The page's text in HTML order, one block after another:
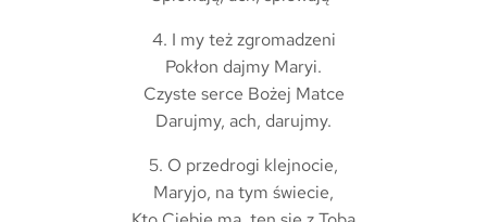
4. I my też zgromadzeni
Pokłon dajmy Maryi.
Czyste serce Bożej Matce
Darujmy, ach, darujmy.
5. O przedrogi klejnocie,
Maryjo, na tym świecie,